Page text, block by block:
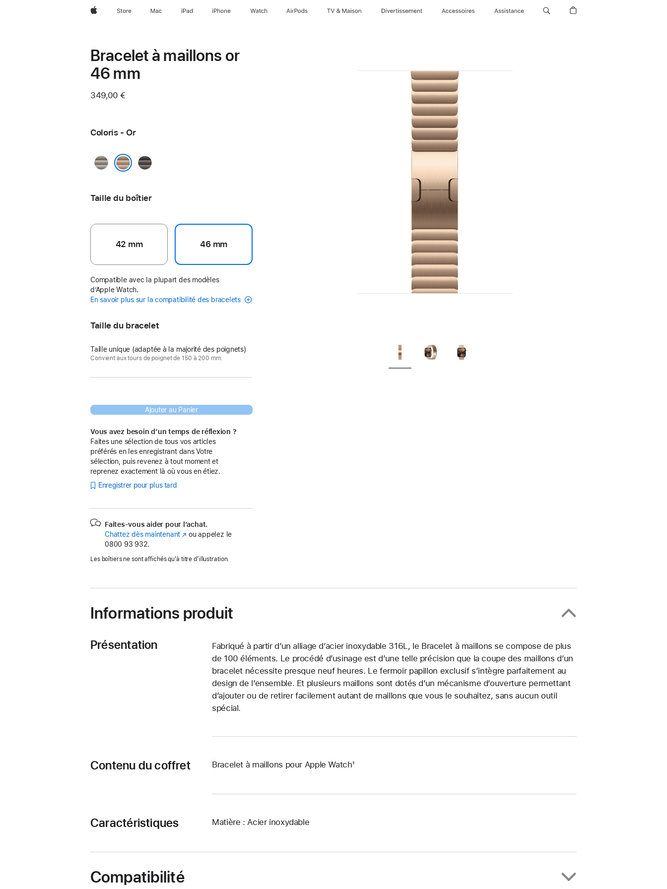
AppleStore Mac iPad iPhone Watch AirPods TV & Maison Divertissements Accessoires Assistance
Bracelet à maillons or
46 mm
349,00 €
Coloris - Or
Naturel Ardoise
Taille du boîtier
42 mm 46 mm
Compatible avec la plupart des modèles
d’Apple Watch.
En savoir plus sur la compatibilité des bracelets
Taille du bracelet
Taille unique (adaptée à la majorité des poignets)
Convient aux tours de poignet de 150 à 200 mm.
Ajouter au Panier
Vous avez besoin d’un temps de réflexion ?
Faites une sélection de tous vos articles
préférés en les enregistrant dans Votre
sélection, puis revenez à tout moment et
reprenez exactement là où vous en étiez.
Enregistrer pour plus tard
Faites-vous aider pour l’achat.
Chattez dès maintenant (s’ouvre
nouvelle
ou appelez le
0800 93 932.
Les boîtiers ne sont affichés qu’à titre d’illustration.
Informations produit
Présentation
Fabriqué à partir d’un alliage d’acier inoxydable 316L, le Bracelet à maillons se compose de plus
de 100 éléments. Le procédé d’usinage est d’une telle précision que la coupe des maillons d’un
bracelet nécessite presque neuf heures. Le fermoir papillon exclusif s’intègre parfaitement au
design de l’ensemble. Et plusieurs maillons sont dotés d’un mécanisme d’ouverture permettant
d’ajouter ou de retirer facilement autant de maillons que vous le souhaitez, sans aucun outil
spécial.
Contenu du coffret Bracelet à maillons pour Apple Watch¹
Caractéristiques Matière : Acier inoxydable
Compatibilité